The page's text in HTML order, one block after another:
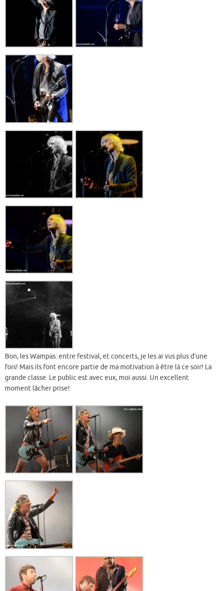
Bon, les Wampas: entre festival, et concerts, je les ai vus plus d’une
fois! Mais ils font encore partie de ma motivation à être là ce soir! La
grande classe. Le public est avec eux, moi aussi. Un excellent
moment lâcher prise!